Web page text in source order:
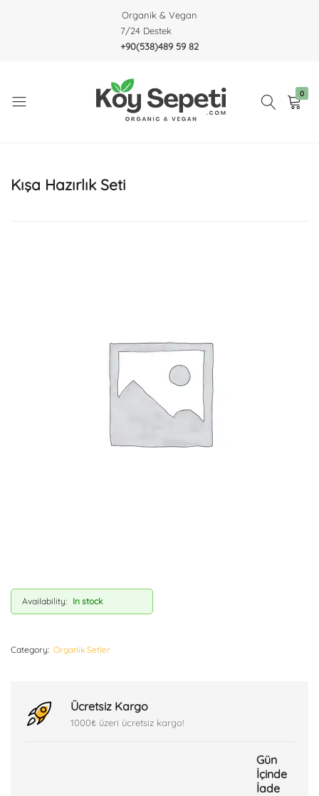
Organik & Vegan
7/24 Destek
+90(538)489 59 82
0
Kışa Hazırlık Seti
Availability: In stock
Category: Organik Setler
Ücretsiz Kargo
1000₺ üzeri ücretsiz kargo!
Gün
İçinde
İade